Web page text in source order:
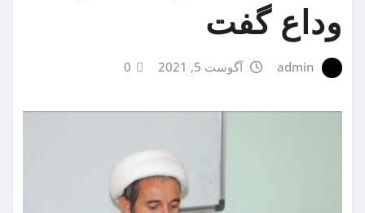
وداع گفت
admin آگوست 5, 2021 0